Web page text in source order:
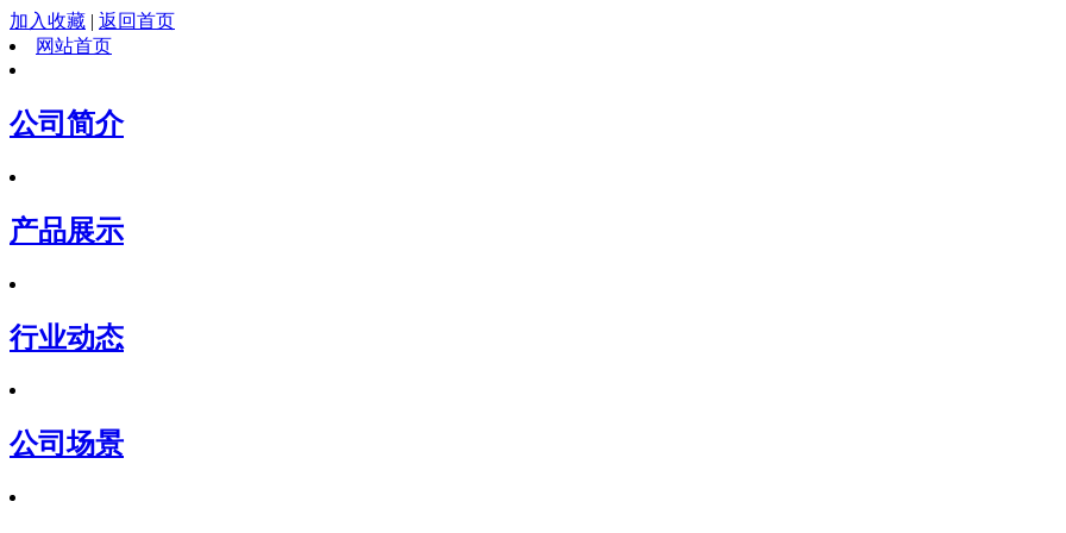
加入收藏 | 返回首页
网站首页
公司简介
产品展示
行业动态
公司场景